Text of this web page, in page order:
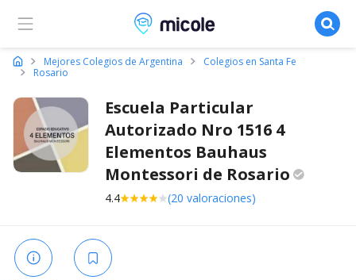
Micole, buscador de colegios
Mejores Colegios de Argentina
Colegios en Santa Fe
Rosario
Escuela Particular
Autorizado Nro 1516 4
Elementos Bauhaus
Montessori de Rosario
4.4 (20 valoraciones)